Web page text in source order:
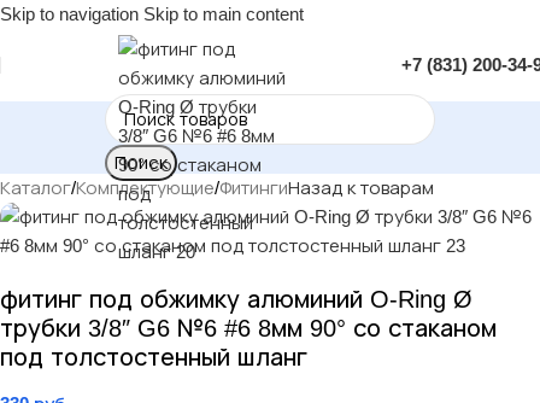
Skip to navigation Skip to main content
+7 (831) 200-34-
Поиск
Каталог/Комплектующие/ФитингиНазад к товарам
фитинг под обжимку алюминий O-Ring Ø
трубки 3/8″ G6 №6 #6 8мм 90° со стаканом
под толстостенный шланг